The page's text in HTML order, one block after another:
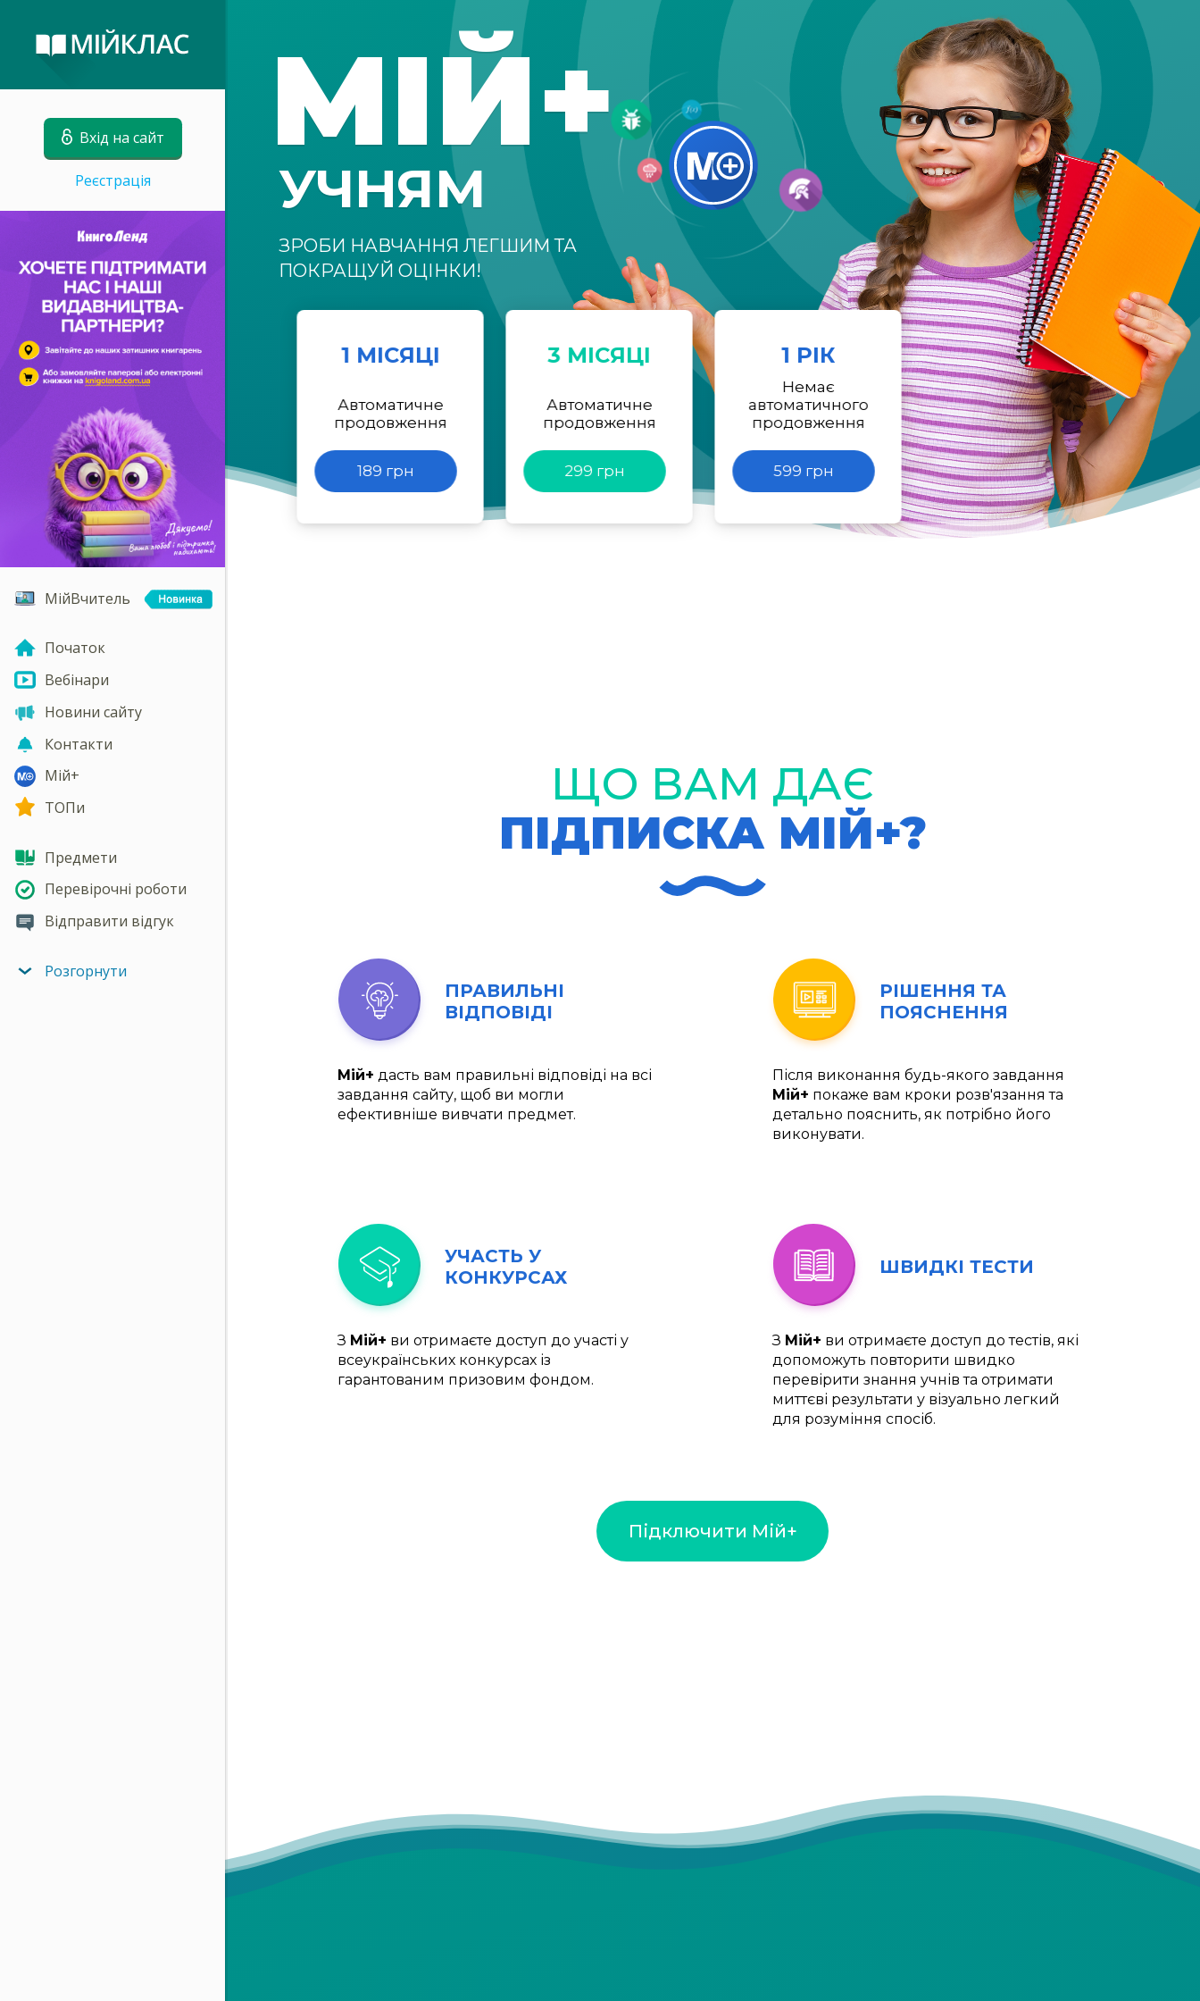
Вхід на сайт
Реєстрація
МійВчитель
Початок
Вебінари
Новини сайту
Контакти
Мій+
ТОПи
Предмети
Перевірочні роботи
Відправити відгук
Розгорнути
МІЙ+
УЧНЯМ
ЗРОБИ НАВЧАННЯ ЛЕГШИМ ТА
ПОКРАЩУЙ ОЦІНКИ!
1 МІСЯЦІ
Автоматичне
продовження
189 грн
3 МІСЯЦІ
Автоматичне
продовження
299 грн
1 РІК
Немає
автоматичного
продовження
599 грн
ЩО ВАМ ДАЄ
ПІДПИСКА МІЙ+?
ПРАВИЛЬНІ
ВІДПОВІДІ
Мій+ дасть вам правильні відповіді на всі
завдання сайту, щоб ви могли
ефективніше вивчати предмет.
РІШЕННЯ ТА
ПОЯСНЕННЯ
Після виконання будь-якого завдання
Мій+ покаже вам кроки розв'язання та
детально пояснить, як потрібно його
виконувати.
УЧАСТЬ У
КОНКУРСАХ
З Мій+ ви отримаєте доступ до участі у
всеукраїнських конкурсах із
гарантованим призовим фондом.
ШВИДКІ ТЕСТИ
З Мій+ ви отримаєте доступ до тестів, які
допоможуть повторити швидко
перевірити знання учнів та отримати
миттєві результати у візуально легкий
для розуміння спосіб.
Підключити Мій+